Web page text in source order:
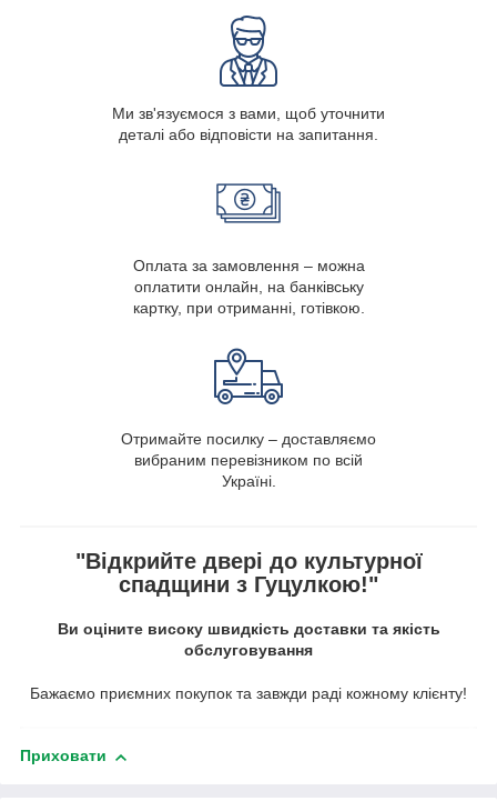
Ми зв'язуємося з вами, щоб уточнити
деталі або відповісти на запитання.
Оплата за замовлення – можна
оплатити онлайн, на банківську
картку, при отриманні, готівкою.
Отримайте посилку – доставляємо
вибраним перевізником по всій
Україні.
"Відкрийте двері до культурної
спадщини з Гуцулкою!"
Ви оціните високу швидкість доставки та якість
обслуговування
Бажаємо приємних покупок та завжди раді кожному клієнту!
Приховати